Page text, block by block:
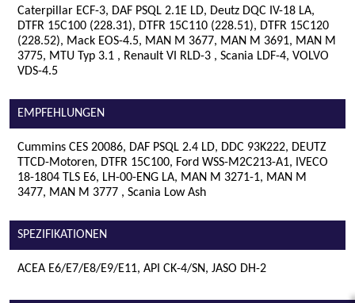
Caterpillar ECF-3, DAF PSQL 2.1E LD, Deutz DQC IV-18 LA,
DTFR 15C100 (228.31), DTFR 15C110 (228.51), DTFR 15C120
(228.52), Mack EOS-4.5, MAN M 3677, MAN M 3691, MAN M
3775, MTU Typ 3.1 , Renault VI RLD-3 , Scania LDF-4, VOLVO
VDS-4.5
EMPFEHLUNGEN
Cummins CES 20086, DAF PSQL 2.4 LD, DDC 93K222, DEUTZ
TTCD-Motoren, DTFR 15C100, Ford WSS-M2C213-A1, IVECO
18-1804 TLS E6, LH-00-ENG LA, MAN M 3271-1, MAN M
3477, MAN M 3777 , Scania Low Ash
SPEZIFIKATIONEN
ACEA E6/E7/E8/E9/E11, API CK-4/SN, JASO DH-2